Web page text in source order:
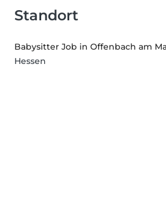
Standort
Babysitter Job in Offenbach am
Hessen